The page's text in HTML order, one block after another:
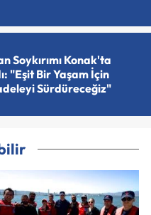
Soykırımı Konak'ta
"Eşit Bir Yaşam İçin
Sürdüreceğiz"